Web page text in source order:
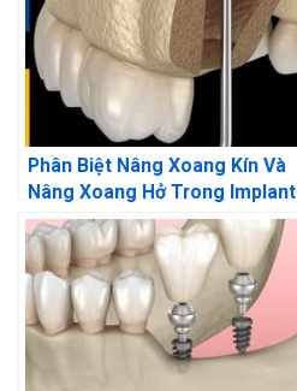
Phân Biệt Nâng Xoang Kín Và
Nâng Xoang Hở Trong Implant